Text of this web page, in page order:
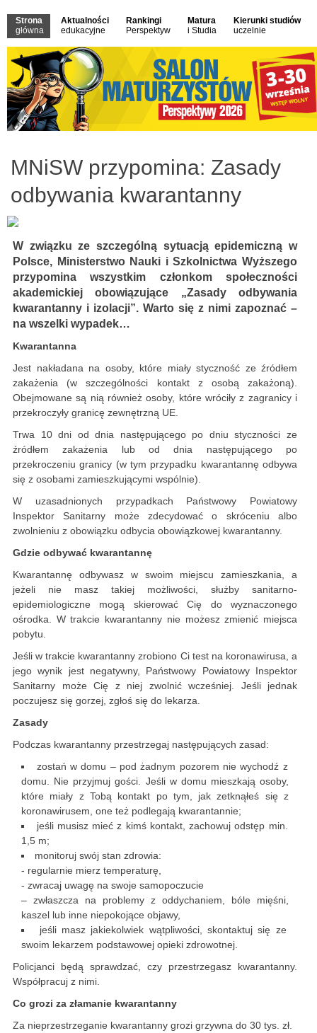
Strona
główna
Aktualności
edukacyjne
Rankingi
Perspektyw
Matura
i Studia
Kierunki studiów
uczelnie
MNiSW przypomina: Zasady
odbywania kwarantanny
W związku ze szczególną sytuacją epidemiczną w
Polsce, Ministerstwo Nauki i Szkolnictwa Wyższego
przypomina wszystkim członkom społeczności
akademickiej obowiązujące „Zasady odbywania
kwarantanny i izolacji”. Warto się z nimi zapoznać –
na wszelki wypadek…
Kwarantanna
Jest nakładana na osoby, które miały styczność ze źródłem
zakażenia (w szczególności kontakt z osobą zakażoną).
Obejmowane są nią również osoby, które wróciły z zagranicy i
przekroczyły granicę zewnętrzną UE.
Trwa 10 dni od dnia następującego po dniu styczności ze
źródłem zakażenia lub od dnia następującego po
przekroczeniu granicy (w tym przypadku kwarantannę odbywa
się z osobami zamieszkującymi wspólnie).
W uzasadnionych przypadkach Państwowy Powiatowy
Inspektor Sanitarny może zdecydować o skróceniu albo
zwolnieniu z obowiązku odbycia obowiązkowej kwarantanny.
Gdzie odbywać kwarantannę
Kwarantannę odbywasz w swoim miejscu zamieszkania, a
jeżeli nie masz takiej możliwości, służby sanitarno-
epidemiologiczne mogą skierować Cię do wyznaczonego
ośrodka. W trakcie kwarantanny nie możesz zmienić miejsca
pobytu.
Jeśli w trakcie kwarantanny zrobiono Ci test na koronawirusa, a
jego wynik jest negatywny, Państwowy Powiatowy Inspektor
Sanitarny może Cię z niej zwolnić wcześniej. Jeśli jednak
poczujesz się gorzej, zgłoś się do lekarza.
Zasady
Podczas kwarantanny przestrzegaj następujących zasad:
zostań w domu – pod żadnym pozorem nie wychodź z
domu. Nie przyjmuj gości. Jeśli w domu mieszkają osoby,
które miały z Tobą kontakt po tym, jak zetknąłeś się z
koronawirusem, one też podlegają kwarantannie;
jeśli musisz mieć z kimś kontakt, zachowuj odstęp min.
1,5 m;
monitoruj swój stan zdrowia:
- regularnie mierz temperaturę,
- zwracaj uwagę na swoje samopoczucie
– zwłaszcza na problemy z oddychaniem, bóle mięśni,
kaszel lub inne niepokojące objawy,
jeśli masz jakiekolwiek wątpliwości, skontaktuj się ze
swoim lekarzem podstawowej opieki zdrowotnej.
Policjanci będą sprawdzać, czy przestrzegasz kwarantanny.
Współpracuj z nimi.
Co grozi za złamanie kwarantanny
Za nieprzestrzeganie kwarantanny grozi grzywna do 30 tys. zł.